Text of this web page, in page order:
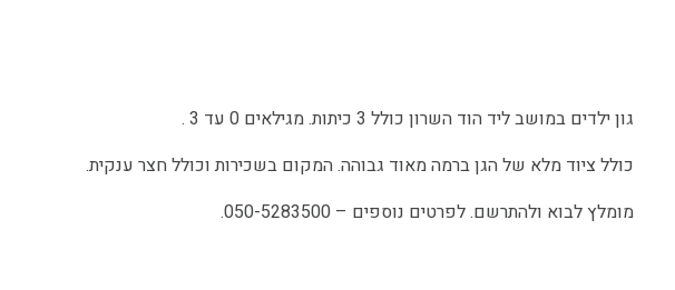
גון ילדים במושב ליד הוד השרון כולל 3 כיתות. מגילאים 0 עד 3 .
כולל ציוד מלא של הגן ברמה מאוד גבוהה. המקום בשכירות וכולל חצר ענקית.
מומלץ לבוא ולהתרשם. לפרטים נוספים – 050-5283500.